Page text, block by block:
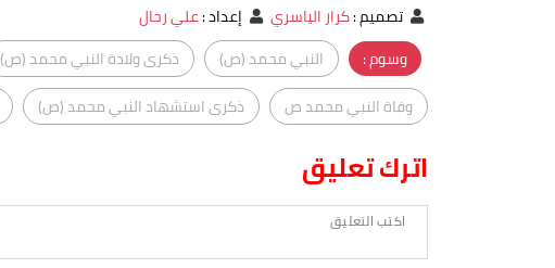
تصميم:كرار الياسري إعداد:علي رحال
وسوم :
النبي محمد (ص) ذكرى ولادة النبي محمد (ص)
وفاة النبي محمد ص
ذكرى استشهاد النبي محمد (ص)
اترك تعليق